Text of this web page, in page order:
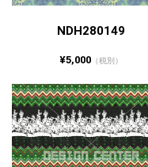
NDH280149
¥5,000 （税別）